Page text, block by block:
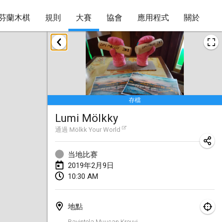
蘭木棋 規則 大賽 協會 應用程式 關於
存檔
Lumi Mölkky
通過 Mölkk Your World
当地比赛
2019年2月9日
10:30 AM
地點
2019年1月
New Year's Throw Mölkky
2019年1月1日|捷克共和國
Tournoi Mixte ASPTTOM
2019年1月20日
Tournoi d'Hiver
2019年1月26日
Liekki Cup